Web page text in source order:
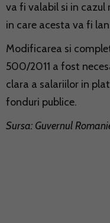
va fi valabil si in
in care acesta va fi
Modificarea si
500/2011 a fost
clara a salariilor in
fonduri publice.
Sursa: Guvernul